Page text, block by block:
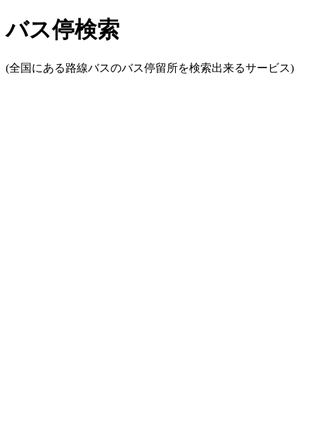
バス停検索
(全国にある路線バスのバス停留所を検索出来るサービス)